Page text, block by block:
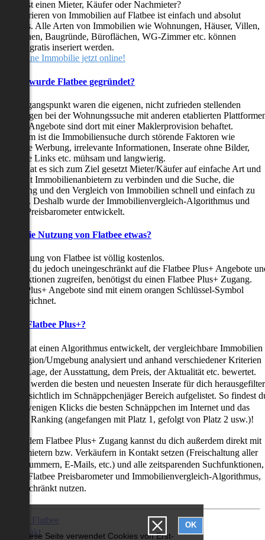
Diese Seite verwendet Cookies von Erst-
OK
suchst einen Mieter, Käufer oder Nachmieter?
Inserieren von Immobilien auf Flatbee ist einfach und absolut
Alle Arten von Immobilien wie Wohnungen, Häuser, Villen,
Baugründe, Büroflächen, WG-Zimmer etc. können
gratis inseriert werden.
deine Immobilie jetzt online!
wurde Flatbee gegründet?
Ausgangspunkt waren die eigenen, nicht zufrieden stellenden
bei der Wohnungssuche mit anderen etablierten
alle Angebote sind dort mit einer Maklerprovision behaftet.
ist die Immobiliensuche durch störende Faktoren wie
Werbung, irrelevante Informationen, Inserate ohne Bilder,
Links etc. mühsam und langwierig.
hat es sich zum Ziel gesetzt Mieter/Käufer auf einfache Art und
mit Immobilienanbietern zu verbinden und die Suche, die
und den Vergleich von Immobilien schnell und einfach zu
Deshalb wurde der Immobilienvergleich-Algorithmus und
Preisbarometer entwickelt.
die Nutzung von Flatbee etwas?
Nutzung von Flatbee ist völlig kostenlos.
du jedoch uneingeschränkt auf die Flatbee Plus+ Angebote
zugreifen, benötigst du einen Flatbee Plus+ Zugang.
Plus+ Angebote sind mit einem orangen Schlüssel-Symbol
ist Flatbee Plus+?
hat einen Algorithmus entwickelt, der vergleichbare Immobilien
Region/Umgebung analysiert und anhand verschiedener Kriterien
der Lage, der Ausstattung, dem Preis, der Aktualität etc. bewertet.
werden die besten und neuesten Inserate für dich
übersichtlich im Schnäppchenjäger Bereich aufgelistet. So findest
nur wenigen Klicks die besten Schnäppchen im Internet und das
als Ranking (angefangen mit Platz 1, gefolgt von Platz 2 usw.)!
mit dem Flatbee Plus+ Zugang kannst du dich außerdem direkt mit
Vermietern bzw. Verkäufern in Kontakt setzen (Freischaltung aller
E-Mails, etc.) und alle zeitsparenden Suchfunktionen,
den Flatbee Preisbarometer und Immobilienvergleich-Algorithmus,
nutzen.
Über Flatbee
Kontakt